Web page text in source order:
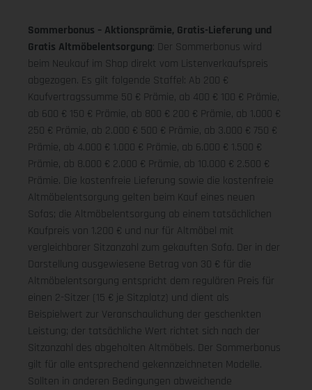
Sommerbonus – Aktionsprämie, Gratis-Lieferung und
Gratis Altmöbelentsorgung: Der Sommerbonus wird
beim Neukauf im Shop direkt vom Listenverkaufspreis
abgezogen. Es gilt folgende Staffel: Ab 200 €
Kaufvertragssumme 50 € Prämie, ab 400 € 100 € Prämie,
ab 600 € 150 € Prämie, ab 800 € 200 € Prämie, ab 1.000 €
250 € Prämie, ab 2.000 € 500 € Prämie, ab 3.000 € 750 €
Prämie, ab 4.000 € 1.000 € Prämie, ab 6.000 € 1.500 €
Prämie, ab 8.000 € 2.000 € Prämie, ab 10.000 € 2.500 €
Prämie. Die kostenfreie Lieferung sowie die kostenfreie
Altmöbelentsorgung gelten beim Kauf eines neuen
Sofas; die Altmöbelentsorgung ab einem tatsächlichen
Kaufpreis von 1.200 € und nur für Altmöbel mit
vergleichbarer Sitzanzahl zum gekauften Sofa. Der in der
Darstellung ausgewiesene Betrag von 30 € für die
Altmöbelentsorgung entspricht dem regulären Preis für
einen 2-Sitzer (15 € je Sitzplatz) und dient als
Beispielwert zur Veranschaulichung der geschenkten
Leistung; der tatsächliche Wert richtet sich nach der
Sitzanzahl des abgeholten Altmöbels. Der Sommerbonus
gilt für alle entsprechend gekennzeichneten Modelle.
Sollten in anderen Bedingungen abweichende